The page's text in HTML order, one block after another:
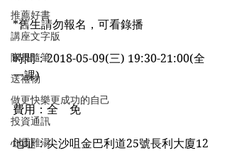
推薦好書
講座文字版
隊長隨筆
送禮物
做更快樂更成功的自己
投資通訊
心靈雞湯
*舊生請勿報名，可看錄播
時間：2018-05-09(三) 19:30-21:00(全
一課)
費用：全　免
地址：尖沙咀金巴利道25號長利大廈12